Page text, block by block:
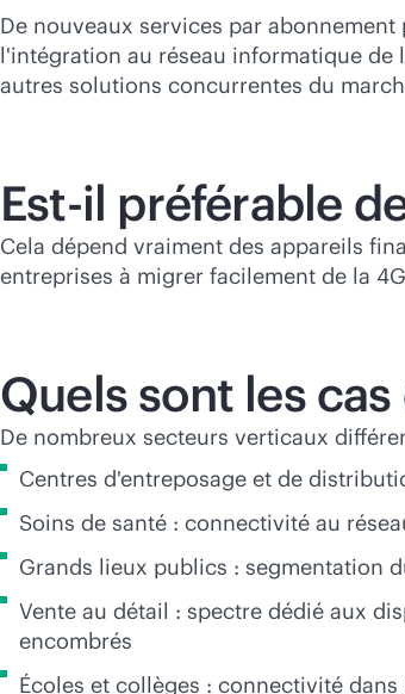
De nouveaux services par
l'intégration au réseau informatique
autres solutions concurrentes du
Est-il préférable
Cela dépend vraiment des appareils
entreprises à migrer facilement de la
Quels sont les
De nombreux secteurs verticaux
Centres d'entreposage et de
Soins de santé : connectivité au
Grands lieux publics : segmentation
Vente au détail : spectre dédié aux
encombrés
Écoles et collèges : connectivité